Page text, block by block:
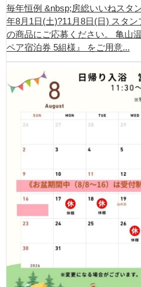
毎年恒例 &nbsp;房総いいねスタ
年8月1日(土)?11月8日(日) スタ
の商品にご応募ください。 亀山
ペア宿泊券 5組様』 をご用意...